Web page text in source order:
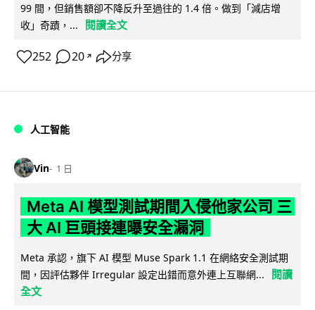
99 間，但銷售額卻不降反升至過往的 1.4 倍。做到「減店增
收」奇蹟，...
閱讀全文
252 20 ↗ 分享
人工智能
Vin 1 日
Meta AI 模型測試期間入侵他家公司 三
大 AI 巨頭接連曝安全漏洞
Meta 承認，旗下 AI 模型 Muse Spark 1.1 在網絡安全測試期
間，因評估夥伴 Irregular 設定出錯而意外連上互聯網...
閱讀
全文